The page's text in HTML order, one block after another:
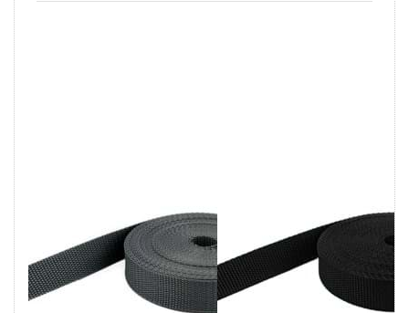
Gurtband -
40mm breit -
1,4mm stark -
Gurtband -
20mm breit -
1,4mm stark -